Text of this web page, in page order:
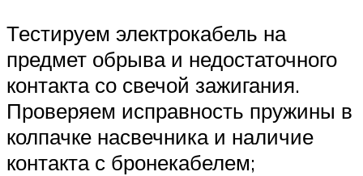
Тестируем электрокабель на
предмет обрыва и недостаточного
контакта со свечой зажигания.
Проверяем исправность пружины в
колпачке насвечника и наличие
контакта с бронекабелем;